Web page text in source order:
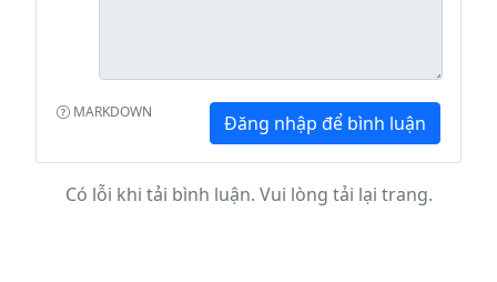
MARKDOWN Đăng nhập để bình luận
Có lỗi khi tải bình luận. Vui lòng tải lại trang.